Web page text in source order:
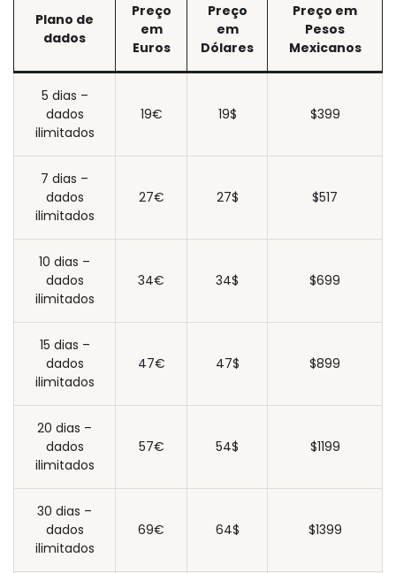
Plano de
dados
Preço
em
Euros
Preço
em
Dólares
Preço em
Pesos
Mexicanos
5 dias –
dados
ilimitados
19€ 19$ $399
7 dias –
dados
ilimitados
27€ 27$ $517
10 dias –
dados
ilimitados
34€ 34$ $699
15 dias –
dados
ilimitados
47€ 47$ $899
20 dias –
dados
ilimitados
57€ 54$ $1199
30 dias –
dados
ilimitados
69€ 64$ $1399